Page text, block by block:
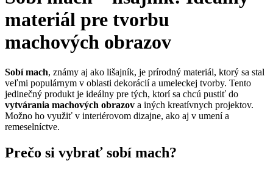
materiál pre tvorbu
machových obrazov
Sobí mach, známy aj ako lišajník, je prírodný materiál, ktorý sa stal
veľmi populárnym v oblasti dekorácií a umeleckej tvorby. Tento
jedinečný produkt je ideálny pre tých, ktorí sa chcú pustiť do
vytvárania machových obrazov a iných kreatívnych projektov.
Možno ho využiť v interiérovom dizajne, ako aj v umení a
remeselníctve.
Prečo si vybrať sobí mach?